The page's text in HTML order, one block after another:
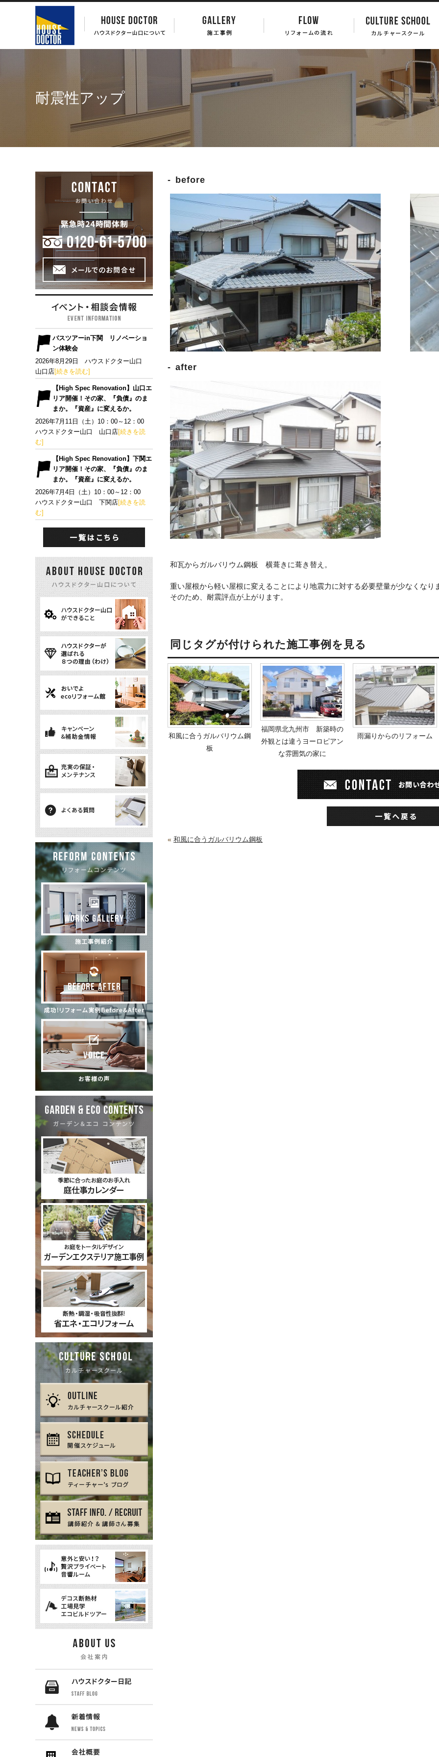
耐震性アップ
before
after
和瓦からガルバリウム鋼板 横葺きに葺き替え。
重い屋根から軽い屋根に変えることにより地震力に対する必要壁量が少なくなり
そのため、耐震評点が上がります。
同じタグが付けられた施工事例を見る
和風に合うガルバリウム鋼
板
福岡県北九州市 新築時の
外観とは違うヨーロピアン
な雰囲気の家に
雨漏りからのリフォーム
« 和風に合うガルバリウム鋼板
バスツアーin下関 リノベーショ
ン体験会
2026年8月29日 ハウスドクター山口
山口店[続きを読む]
【High Spec Renovation】山口エ
リア開催！その家、『負債』のま
まか。『資産』に変えるか。
2026年7月11日（土）10：00～12：00
ハウスドクター山口 山口店[続きを読
む]
【High Spec Renovation】下関エ
リア開催！その家、『負債』のま
まか。『資産』に変えるか。
2026年7月4日（土）10：00～12：00
ハウスドクター山口 下関店[続きを読
む]